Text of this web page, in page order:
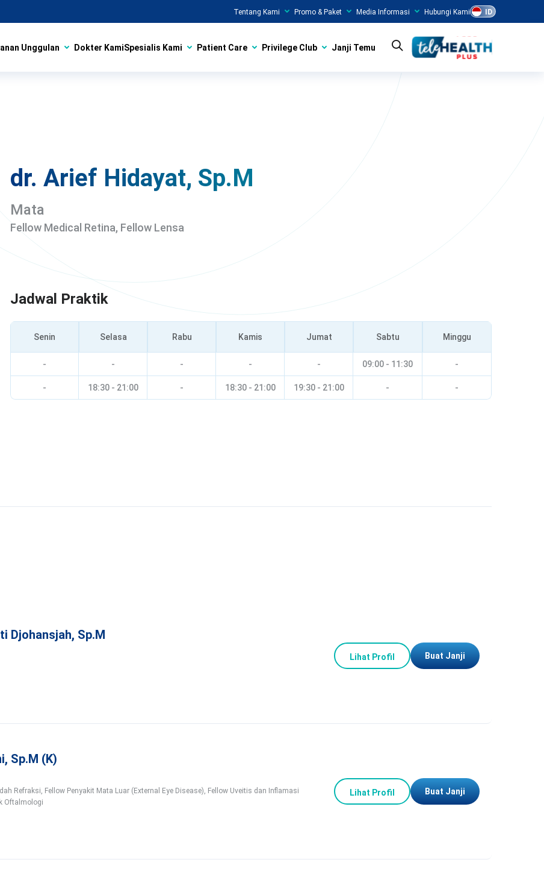
Tentang Kami Promo & Paket Media Informasi Hubungi Kami ID
Unggulan Dokter KamiSpesialis Kami Patient Care Privilege Club Janji Temu
dr. Arief Hidayat, Sp.M
Mata
Fellow Medical Retina, Fellow Lensa
Jadwal Praktik
Senin Selasa Rabu Kamis Jumat Sabtu Minggu
- - - - - 09:00 - 11:30 -
- 18:30 - 21:00 - 18:30 - 21:00 19:30 - 21:00 - -
Djohansjah, Sp.M
Lihat Profil Buat Janji
Sp.M (K)
Refraksi, Fellow Penyakit Mata Luar (External Eye Disease), Fellow Uveitis dan Inflamasi
Oftalmologi
Lihat Profil Buat Janji